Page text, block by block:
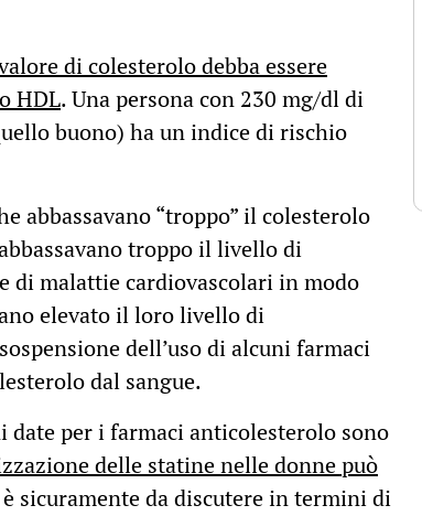
di colesterolo debba essere
HDL. Una persona con 230 mg/dl di
buono) ha un indice di rischio
abbassavano “troppo” il colesterolo
troppo il livello di
di malattie cardiovascolari in modo
elevato il loro livello di
dell’uso di alcuni farmaci
dal sangue.
per i farmaci anticolesterolo sono
delle statine nelle donne può
sicuramente da discutere in termini di